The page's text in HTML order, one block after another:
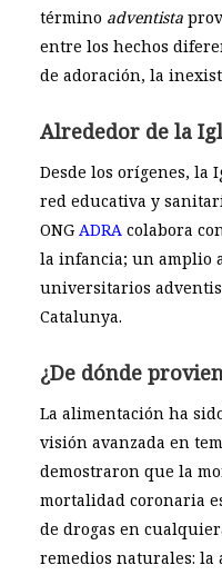
término adventista
entre los hechos
de adoración, la
Alrededor de la
Desde los orígenes, la
red educativa y
ONG ADRA colabora
la infancia; un amplio
universitarios
Catalunya.
¿De dónde
La alimentación ha
visión avanzada en
demostraron que la
mortalidad coronaria
de drogas en
remedios naturales: la